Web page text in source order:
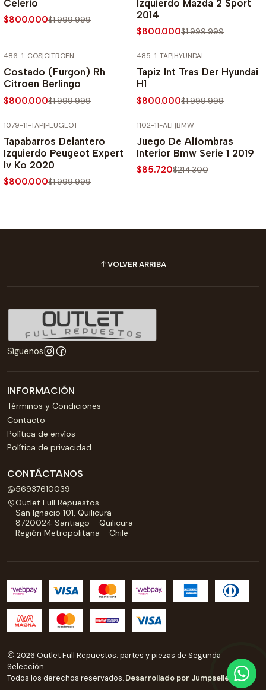
Celerio
$800.000$1.999.999
Izquierdo Mazda 2 Sport
2014
$800.000$1.999.999
486-1-COS|CITROEN
Costado (Furgon) Rh
Citroen Berlingo
$800.000$1.999.999
485-1-TAP|HYUNDAI
Tapiz Int Tras Der Hyundai
H1
$800.000$1.999.999
1079-11-TAP|PEUGEOT
Tapabarros Delantero
Izquierdo Peugeot Expert
Iv Ko 2020
$800.000$1.999.999
1102-11-ALF|BMW
Juego De Alfombras
Interior Bmw Serie 1 2019
$85.720$214.300
VOLVER ARRIBA
Síguenos
INFORMACIÓN
Términos y Condiciones
Contacto
Política de envíos
Política de privacidad
CONTÁCTANOS
56937610039
Outlet Full Repuestos
San Ignacio 101, Quilicura
8720024 Santiago - Quilicura
Región Metropolitana - Chile
2026 Outlet Full Repuestos: partes y piezas de Segunda
Selección.
Todos los derechos reservados. Desarrollado por Jumpseller